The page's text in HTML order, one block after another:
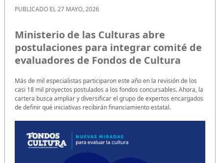
PUBLICADO EL 27 MAYO, 2026
Ministerio de las Culturas abre
postulaciones para integrar comité de
evaluadores de Fondos de Cultura
Más de mil especialistas participaron este año en la revisión de los
casi 18 mil proyectos postulados a los fondos concursables. Ahora, la
cartera busca ampliar y diversificar el grupo de expertos encargados
de definir qué iniciativas recibirán financiamiento estatal.